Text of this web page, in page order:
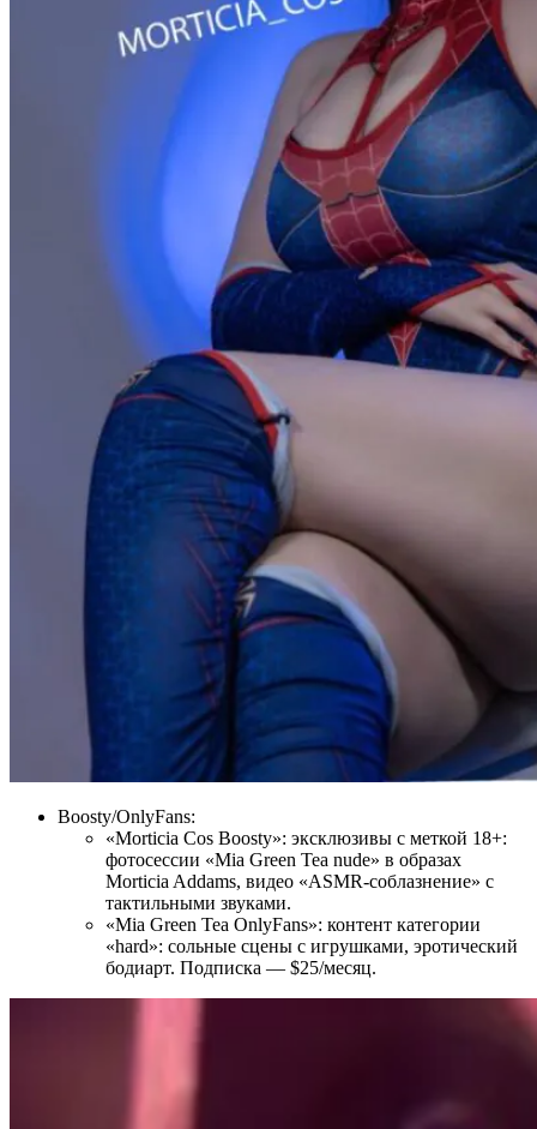
Boosty/OnlyFans:
«Morticia Cos Boosty»: эксклюзивы с меткой 18+:
фотосессии «Mia Green Tea nude» в образах
Morticia Addams, видео «ASMR-соблазнение» с
тактильными звуками.
«Mia Green Tea OnlyFans»: контент категории
«hard»: сольные сцены с игрушками, эротический
бодиарт. Подписка — $25/месяц.